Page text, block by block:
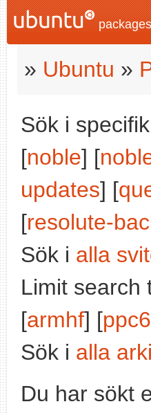
packages
» Ubuntu »
Sök i
[noble] [
updates] [
[resolute-
Sök i alla
Limit search
[armhf] [
Sök i alla
Du har sökt